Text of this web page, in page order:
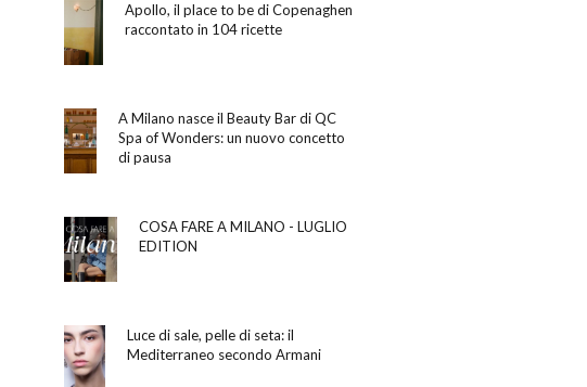
Apollo, il place to be di Copenaghen
raccontato in 104 ricette
A Milano nasce il Beauty Bar di QC
Spa of Wonders: un nuovo concetto
di pausa
COSA FARE A MILANO - LUGLIO
EDITION
Luce di sale, pelle di seta: il
Mediterraneo secondo Armani